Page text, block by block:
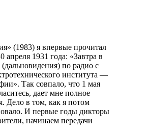
(1983) я впервые прочитал
апреля 1931 года: «Завтра в
по радио с
института —
Так совпало, что 1 мая
дает мне полное
Дело в том, как я потом
И первые годы дикторы
начинаем передачи